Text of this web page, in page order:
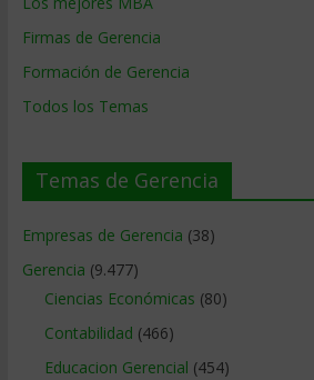
Firmas de Gerencia
Formación de Gerencia
Todos los Temas
Temas de Gerencia
Empresas de Gerencia (38)
Gerencia (9.477)
Ciencias Económicas (80)
Contabilidad (466)
Educacion Gerencial (454)